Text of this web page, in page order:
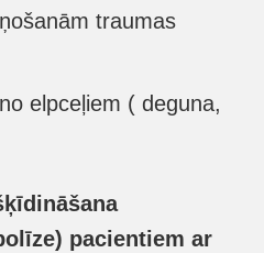
traumas
elpceļiem ( deguna,
pacientiem ar